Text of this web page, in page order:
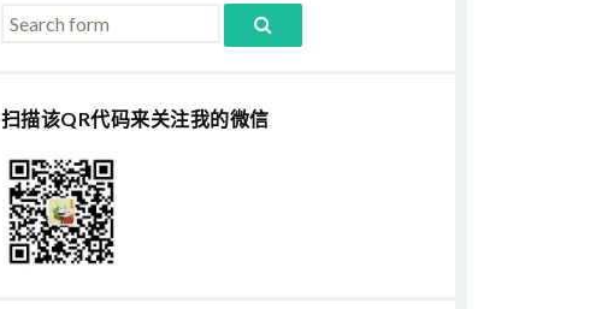
扫描该QR代码来关注我的微信